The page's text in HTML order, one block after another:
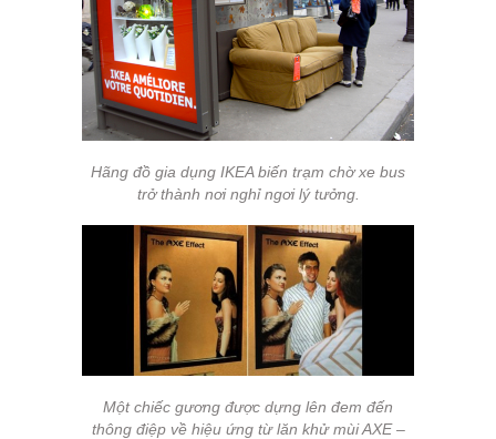
Hãng đồ gia dụng IKEA biến trạm chờ xe bus
trở thành nơi nghỉ ngơi lý tưởng.
Một chiếc gương được dựng lên đem đến
thông điệp về hiệu ứng từ lăn khử mùi AXE –